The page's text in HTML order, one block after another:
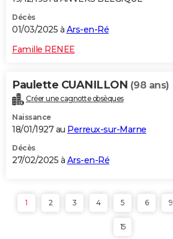
Décès
01/03/2025 à Ars-en-Ré
Famille RENEE
Paulette CUANILLON (98 ans)
Créer une cagnotte obsèques
Naissance
18/01/1927 au Perreux-sur-Marne
Décès
27/02/2025 à Ars-en-Ré
1 2 3 4 5 6 9
15